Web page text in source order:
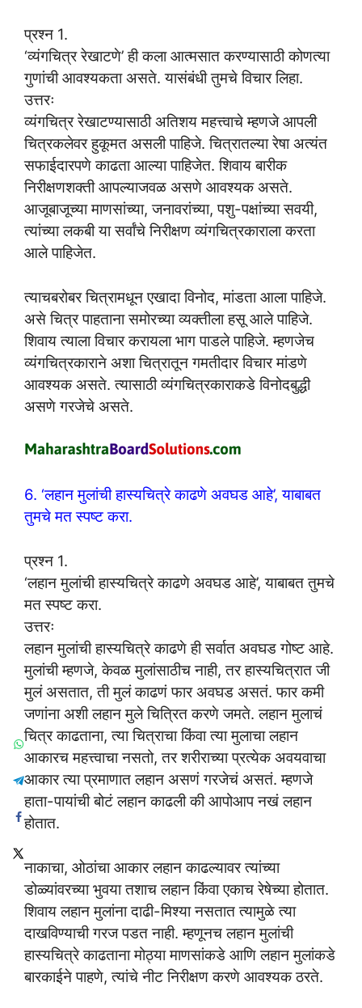
प्रश्न 1.
‘व्यंगचित्र रेखाटणे’ ही कला आत्मसात करण्यासाठी कोणत्या
गुणांची आवश्यकता असते. यासंबंधी तुमचे विचार लिहा.
उत्तरः
व्यंगचित्र रेखाटण्यासाठी अतिशय महत्त्वाचे म्हणजे आपली
चित्रकलेवर हुकूमत असली पाहिजे. चित्रातल्या रेषा अत्यंत
सफाईदारपणे काढता आल्या पाहिजेत. शिवाय बारीक
निरीक्षणशक्ती आपल्याजवळ असणे आवश्यक असते.
आजूबाजूच्या माणसांच्या, जनावरांच्या, पशु-पक्षांच्या सवयी,
त्यांच्या लकबी या सर्वांचे निरीक्षण व्यंगचित्रकाराला करता
आले पाहिजेत.
त्याचबरोबर चित्रामधून एखादा विनोद, मांडता आला पाहिजे.
असे चित्र पाहताना समोरच्या व्यक्तीला हसू आले पाहिजे.
शिवाय त्याला विचार करायला भाग पाडले पाहिजे. म्हणजेच
व्यंगचित्रकाराने अशा चित्रातून गमतीदार विचार मांडणे
आवश्यक असते. त्यासाठी व्यंगचित्रकाराकडे विनोदबुद्धी
असणे गरजेचे असते.
6. ‘लहान मुलांची हास्यचित्रे काढणे अवघड आहे’, याबाबत
तुमचे मत स्पष्ट करा.
प्रश्न 1.
‘लहान मुलांची हास्यचित्रे काढणे अवघड आहे’, याबाबत तुमचे
मत स्पष्ट करा.
उत्तरः
लहान मुलांची हास्यचित्रे काढणे ही सर्वात अवघड गोष्ट आहे.
मुलांची म्हणजे, केवळ मुलांसाठीच नाही, तर हास्यचित्रात जी
मुलं असतात, ती मुलं काढणं फार अवघड असतं. फार कमी
जणांना अशी लहान मुले चित्रित करणे जमते. लहान मुलाचं
चित्र काढताना, त्या चित्राचा किंवा त्या मुलाचा लहान
आकारच महत्त्वाचा नसतो, तर शरीराच्या प्रत्येक अवयवाचा
आकार त्या प्रमाणात लहान असणं गरजेचं असतं. म्हणजे
हाता-पायांची बोटं लहान काढली की आपोआप नखं लहान
होतात.
नाकाचा, ओठांचा आकार लहान काढल्यावर त्यांच्या
डोळ्यांवरच्या भुवया तशाच लहान किंवा एकाच रेषेच्या होतात.
शिवाय लहान मुलांना दाढी-मिश्या नसतात त्यामुळे त्या
दाखविण्याची गरज पडत नाही. म्हणूनच लहान मुलांची
हास्यचित्रे काढताना मोठ्या माणसांकडे आणि लहान मुलांकडे
बारकाईने पाहणे, त्यांचे नीट निरीक्षण करणे आवश्यक ठरते.